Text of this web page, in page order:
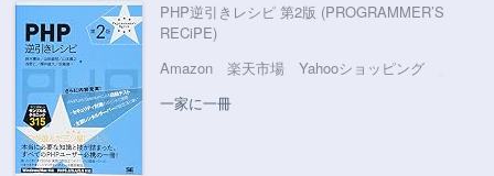
PHP逆引きレシピ 第2版 (PROGRAMMER’S
RECiPE)
Amazon
楽天市場
Yahooショッピング
一家に一冊